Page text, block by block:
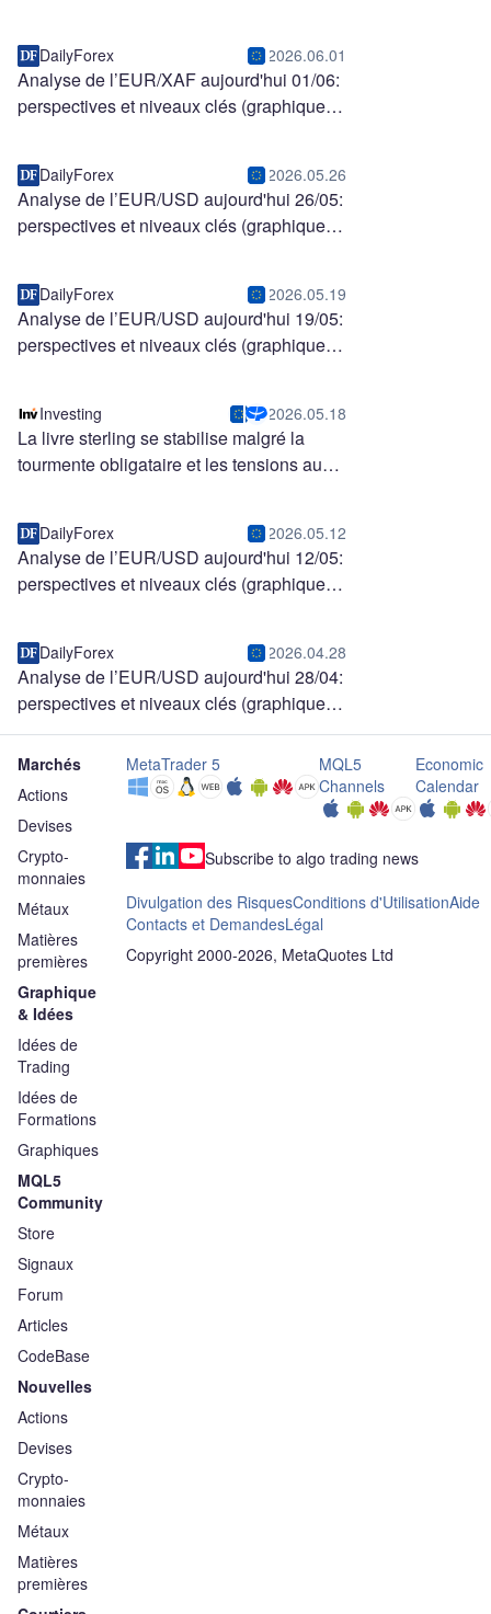
DailyForex 2026.06.01
Analyse de l’EUR/XAF aujourd'hui 01/06:
perspectives et niveaux clés (graphique)
DailyForex 2026.05.26
Analyse de l’EUR/USD aujourd'hui 26/05:
perspectives et niveaux clés (graphique)
DailyForex 2026.05.19
Analyse de l’EUR/USD aujourd'hui 19/05:
perspectives et niveaux clés (graphique)
Investing 2026.05.18
La livre sterling se stabilise malgré la
tourmente obligataire et les tensions au
DailyForex 2026.05.12
Analyse de l’EUR/USD aujourd'hui 12/05:
perspectives et niveaux clés (graphique)
DailyForex 2026.04.28
Analyse de l’EUR/USD aujourd'hui 28/04:
perspectives et niveaux clés (graphique)
Marchés
Actions
Devises
Crypto-
monnaies
Métaux
Matières
premières
Graphique
& Idées
Idées de
Trading
Idées de
Formations
Graphiques
MQL5
Community
Store
Signaux
Forum
Articles
CodeBase
Nouvelles
Actions
Devises
Crypto-
monnaies
Métaux
Matières
premières
MetaTrader 5
MQL5
Channels
Economic
Calendar
Subscribe to algo trading news
Divulgation des RisquesConditions d'UtilisationAide
Contacts et DemandesLégal
Copyright 2000-2026, MetaQuotes Ltd